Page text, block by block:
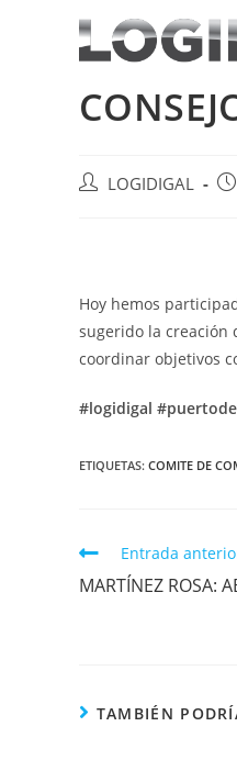
AutorLOGIDIGAL
Hoy hemos
sugerido la creación
coordinar objetivos
#logidigal
ETIQUETAS: COMITE DE
Leer
artículos
Entrada
MARTÍNEZ ROSA:
TAMBIÉN